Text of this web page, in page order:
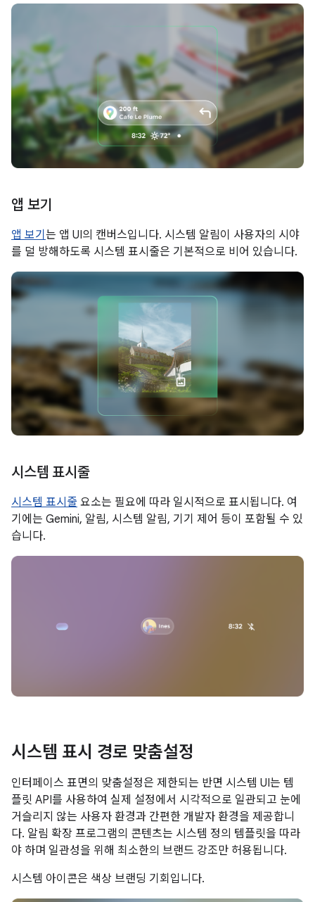
앱 보기
앱 보기 는 앱 UI의 캔버스입니다. 시스템 알림이 사용자의 시야
를 덜 방해하도록 시스템 표시줄은 기본적으로 비어 있습니다.
시스템 표시줄
시스템 표시줄 요소는 필요에 따라 일시적으로 표시됩니다. 여
기에는 Gemini, 알림, 시스템 알림, 기기 제어 등이 포함될 수 있
습니다.
시스템 표시 경로 맞춤설정
인터페이스 표면의 맞춤설정은 제한되는 반면 시스템 UI는 템
플릿 API를 사용하여 실제 설정에서 시각적으로 일관되고 눈에
거슬리지 않는 사용자 환경과 간편한 개발자 환경을 제공합니
다. 알림 확장 프로그램의 콘텐츠는 시스템 정의 템플릿을 따라
야 하며 일관성을 위해 최소한의 브랜드 강조만 허용됩니다.
시스템 아이콘은 색상 브랜딩 기회입니다.